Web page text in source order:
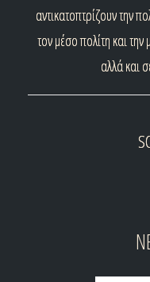
αντικατοπτρίζουν την
τον μέσο πολίτη και την
αλλά και